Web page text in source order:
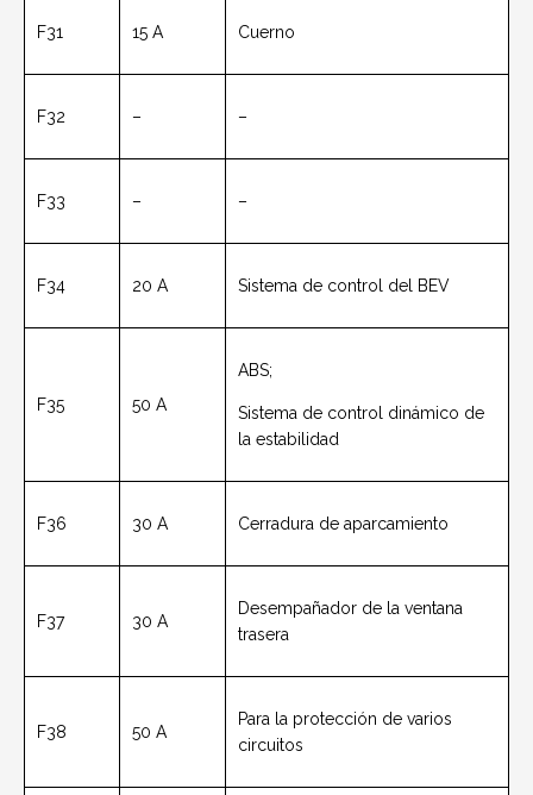
F31 15 A Cuerno
F32 – –
F33 – –
F34 20 A Sistema de control del BEV
F35 50 A
ABS;
Sistema de control dinámico de
la estabilidad
F36 30 A Cerradura de aparcamiento
F37 30 A
Desempañador de la ventana
trasera
F38 50 A
Para la protección de varios
circuitos